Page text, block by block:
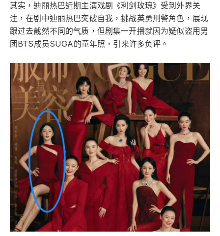
其实，迪丽热巴近期主演戏剧《利剑玫瑰》受到外界关
注，在剧中迪丽热巴突破自我，挑战英勇刑警角色，展现
跟过去截然不同的气质，但剧集一开播就因为疑似盗用男
团BTS成员SUGA的童年照，引来许多负评。